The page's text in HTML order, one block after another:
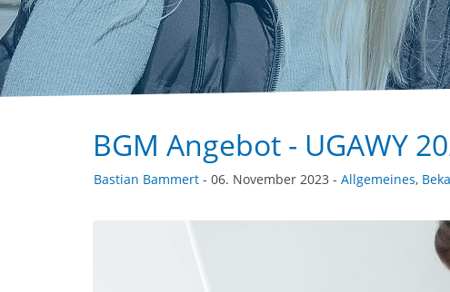
BGM Angebot - UGAWY
Bastian Bammert - 06. November 2023 - Allgemeines,